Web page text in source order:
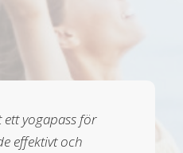
ett yogapass för
effektivt och